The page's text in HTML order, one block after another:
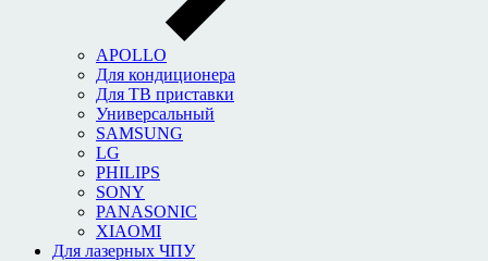
APOLLO
Для кондиционера
Для ТВ приставки
Универсальный
SAMSUNG
LG
PHILIPS
SONY
PANASONIC
XIAOMI
Для лазерных ЧПУ